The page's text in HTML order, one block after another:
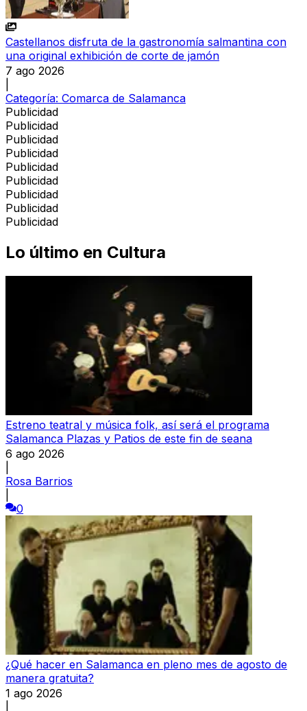
Castellanos disfruta de la gastronomía salmantina con
una original exhibición de corte de jamón
7 ago 2026
Categoría: Comarca de Salamanca
Publicidad
Publicidad
Publicidad
Publicidad
Publicidad
Publicidad
Publicidad
Publicidad
Publicidad
Lo último en Cultura
Estreno teatral y música folk, así será el programa
Salamanca Plazas y Patios de este fin de seana
6 ago 2026
Rosa Barrios
0
¿Qué hacer en Salamanca en pleno mes de agosto de
manera gratuita?
1 ago 2026